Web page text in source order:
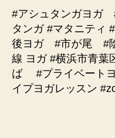
#アシュタンガヨガ
タンガ #マタニテ
後ヨガ #市が尾 #
線 ヨガ #横浜市青
ば #プライベートヨ
イプヨガレッスン